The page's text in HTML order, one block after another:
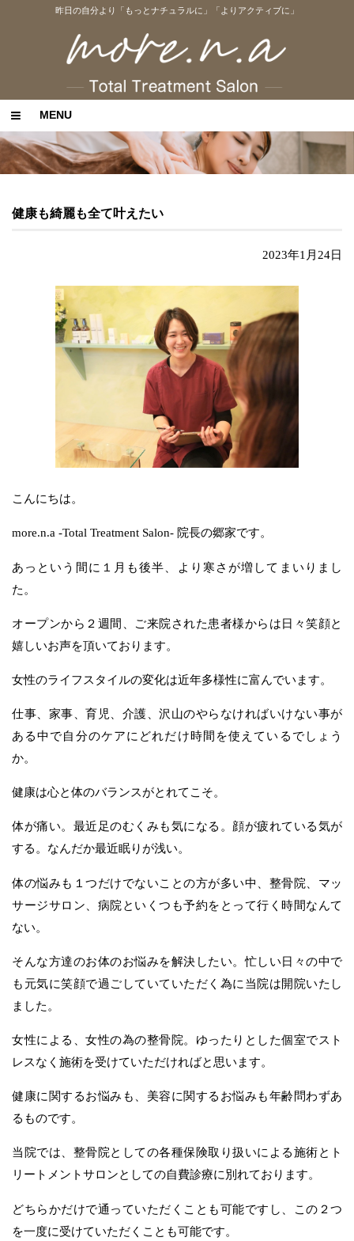
昨日の自分より「もっとナチュラルに」「よりアクティブに」
MENU
健康も綺麗も全て叶えたい
2023年1月24日
こんにちは。
more.n.a -Total Treatment Salon- 院長の郷家です。
あっという間に１月も後半、より寒さが増してまいりまし
た。
オープンから２週間、ご来院された患者様からは日々笑顔と
嬉しいお声を頂いております。
女性のライフスタイルの変化は近年多様性に富んでいます。
仕事、家事、育児、介護、沢山のやらなければいけない事が
ある中で自分のケアにどれだけ時間を使えているでしょう
か。
健康は心と体のバランスがとれてこそ。
体が痛い。最近足のむくみも気になる。顔が疲れている気が
する。なんだか最近眠りが浅い。
体の悩みも１つだけでないことの方が多い中、整骨院、マッ
サージサロン、病院といくつも予約をとって行く時間なんて
ない。
そんな方達のお体のお悩みを解決したい。忙しい日々の中で
も元気に笑顔で過ごしていていただく為に当院は開院いたし
ました。
女性による、女性の為の整骨院。ゆったりとした個室でスト
レスなく施術を受けていただければと思います。
健康に関するお悩みも、美容に関するお悩みも年齢問わずあ
るものです。
当院では、整骨院としての各種保険取り扱いによる施術とト
リートメントサロンとしての自費診療に別れております。
どちらかだけで通っていただくことも可能ですし、この２つ
を一度に受けていただくことも可能です。